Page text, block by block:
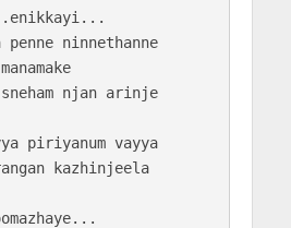
ninnethanne
njan arinje
piriyanum vayya
kazhinjeela